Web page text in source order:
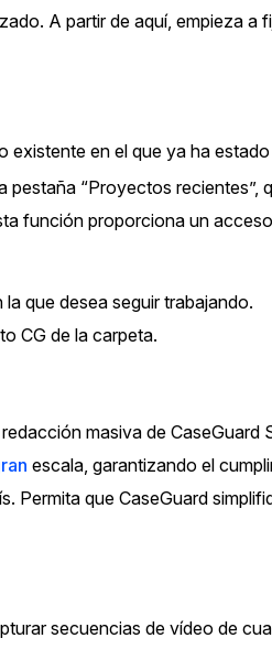
A partir de aquí, empieza a
en el que ya ha
“Proyectos recientes”,
función proporciona un
que desea seguir trabajando.
CG de la carpeta.
masiva de CaseGuard
escala, garantizando el
Permita que CaseGuard
secuencias de vídeo de